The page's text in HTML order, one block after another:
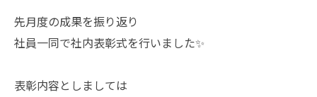
先月度の成果を振り返り
社員一同で社内表彰式を行いました✨
表彰内容としましては